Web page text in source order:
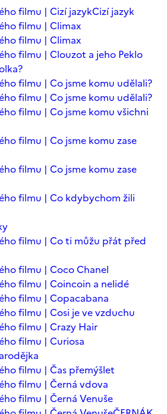
filmu | Cizí jazykCizí jazyk
filmu | Climax
filmu | Climax
filmu | Clouzot a jeho Peklo
filmu | Co jsme komu udělali?
filmu | Co jsme komu udělali?
filmu | Co jsme komu všichni
filmu | Co jsme komu zase
filmu | Co jsme komu zase
filmu | Co kdybychom žili
filmu | Co ti můžu přát před
filmu | Coco Chanel
filmu | Coincoin a nelidé
filmu | Copacabana
filmu | Cosi je ve vzduchu
filmu | Crazy Hair
filmu | Curiosa
filmu | Čas přemýšlet
filmu | Černá vdova
filmu | Černá Venuše